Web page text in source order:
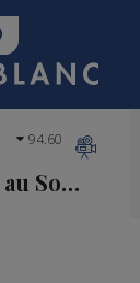
La Musique au Sommet
94.60